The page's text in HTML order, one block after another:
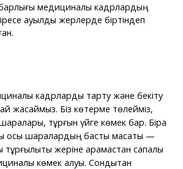
медициналық кадрлардың
ауылдық жерлерде біртіндеп
кадрларды тарту және бекіту
жасаймыз. Біз көтерме төлейміз,
тұрғын үйге көмек бар. Бірақ
осы шаралардың басты мақсаты —
жеріне қарамастан сапалы
көмек алуы. Сондықтан